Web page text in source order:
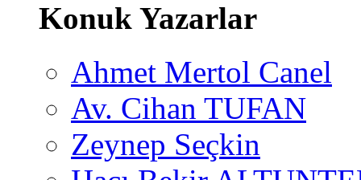
Konuk Yazarlar
Ahmet Mertol Canel
Av. Cihan TUFAN
Zeynep Seçkin